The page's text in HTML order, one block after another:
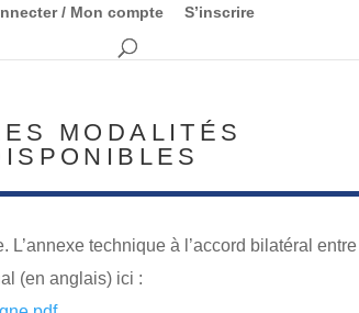
/ Mon compte
S’inscrire
MODALITÉS
technique à l’accord bilatéral
(en anglais) ici :